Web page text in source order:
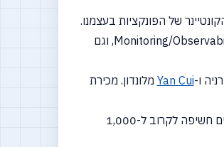
בתחום ה-Monitoring/Observability, וגם
Yan Cui מלונדון. מכירת
32:00 - כנס רברסים 2018 יוצא לדרך! ה-Call for Papers כבר פתוח. בתחילת ספטמבר תפתח ההרשמה, ואנחנו עדיין מחפשים ספונסרים שרוצים חשיפה לקרוב ל-1,000